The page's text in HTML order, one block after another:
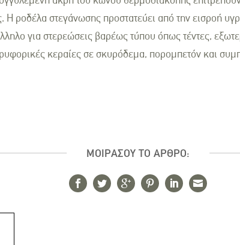
Η ροδέλα στεγάνωσης προστατεύει από την εισροή
για στερεώσεις βαρέως τύπου όπως τέντες,
κεραίες σε σκυρόδεμα, πορομπετόν και
ΜΟΙΡΑΣΟΥ ΤΟ ΑΡΘΡΟ: